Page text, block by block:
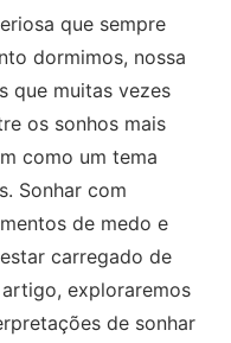
que sempre
dormimos, nossa
que muitas vezes
os sonhos mais
como um tema
Sonhar com
de medo e
carregado de
exploraremos
de sonhar